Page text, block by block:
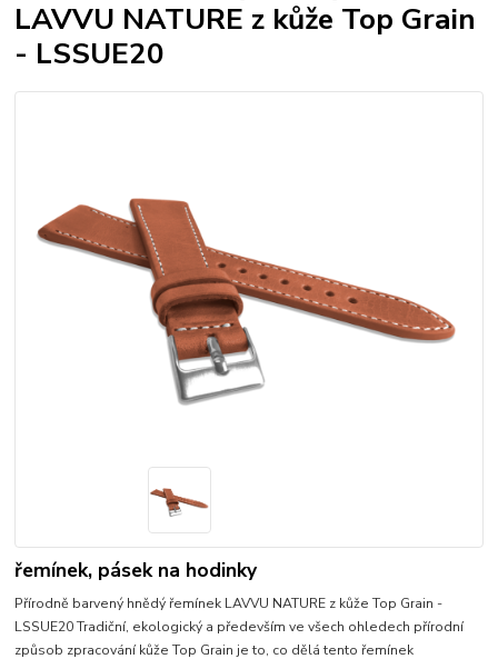
LAVVU NATURE z kůže Top Grain
- LSSUE20
řemínek, pásek na hodinky
Přírodně barvený hnědý řemínek LAVVU NATURE z kůže Top Grain -
LSSUE20 Tradiční, ekologický a především ve všech ohledech přírodní
způsob zpracování kůže Top Grain je to, co dělá tento řemínek